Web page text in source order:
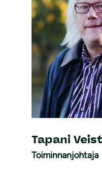
Toiminnanjohtaja
Tapani